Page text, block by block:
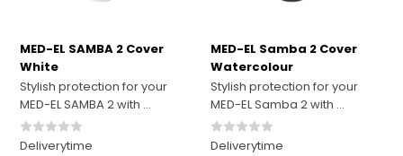
MED-EL SAMBA 2 Cover
White
Stylish protection for your
MED-EL SAMBA 2 with ...
Deliverytime
MED-EL Samba 2 Cover
Watercolour
Stylish protection for your
MED-EL Samba 2 with ...
Deliverytime